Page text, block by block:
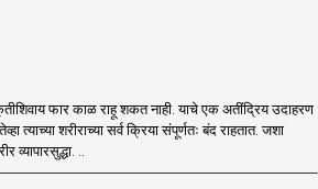
फार काळ राहू शकत नाही. याचे एक अतींद्रिय उदाहरण
त्याच्या शरीराच्या सर्व क्रिया संपूर्णतः बंद राहतात. जशा
व्यापारसुद्धा. ..